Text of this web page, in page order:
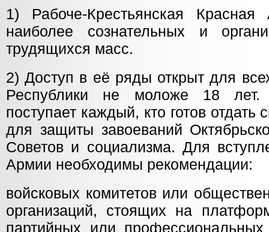
1) Рабоче-Крестьянская
наиболее сознательных и
трудящихся масс.
2) Доступ в её ряды открыт для
Республики не моложе 18
поступает каждый, кто готов
для защиты завоеваний
Советов и социализма. Для
Армии необходимы рекомендации:
войсковых комитетов или
организаций, стоящих на
партийных или